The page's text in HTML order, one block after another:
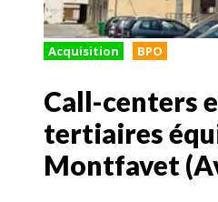
Acquisition BPO
Call-centers
tertiaires
Montfavet